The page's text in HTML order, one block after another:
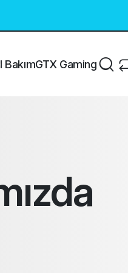
BakımGTX Gaming